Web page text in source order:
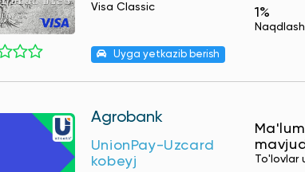
Visa Classic
Uyga yetkazib berish
1%
Agrobank
UnionPay-Uzcard
kobeyj
To'lovlar